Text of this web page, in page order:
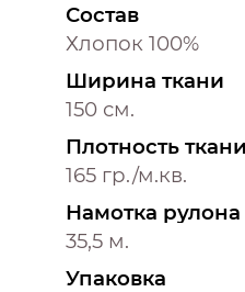
Состав
Хлопок 100%
Ширина ткани
150 см.
Плотность ткани
165 гр./м.кв.
Намотка рулона
35,5 м.
Упаковка